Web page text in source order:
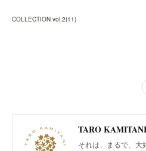
COLLECTION vol.2(11)
TARO KAMITANI
それは、まるで、大